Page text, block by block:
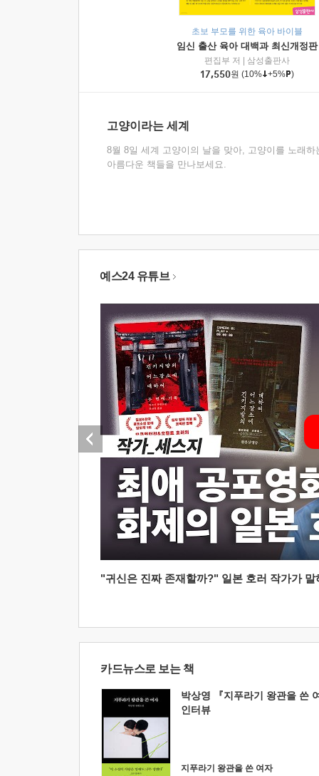
초보 부모를 위한 육아 바이블
임신 출산 육아 대백과 최신개정판
편집부 저
삼성출판사
17,550원 (10% +5% )
고양이라는 세계
8월 8일 세계 고양이의 날을 맞아, 고양이를 노래하
아름다운 책들을 만나보세요.
예스24 유튜브
"귀신은 진짜 존재할까?" 일본 호러 작가가
카드뉴스로 보는 책
박상영 『지푸라기 왕관을 쓴
인터뷰
지푸라기 왕관을 쓴 여자